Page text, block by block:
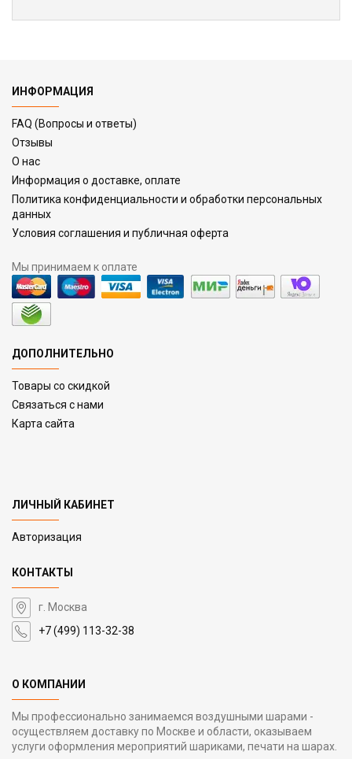
ИНФОРМАЦИЯ
FAQ (Вопросы и ответы)
Отзывы
О нас
Информация о доставке, оплате
Политика конфиденциальности и обработки персональных
данных
Условия соглашения и публичная оферта
Мы принимаем к оплате
ДОПОЛНИТЕЛЬНО
Товары со скидкой
Связаться с нами
Карта сайта
ЛИЧНЫЙ КАБИНЕТ
Авторизация
КОНТАКТЫ
г. Москва
+7 (499) 113-32-38
О КОМПАНИИ
Мы профессионально занимаемся воздушными шарами -
осуществляем доставку по Москве и области, оказываем
услуги оформления мероприятий шариками, печати на шарах.